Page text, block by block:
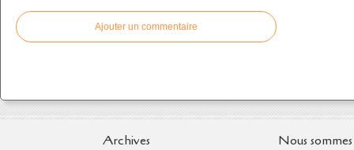
Ajouter un commentaire
Archives Nous